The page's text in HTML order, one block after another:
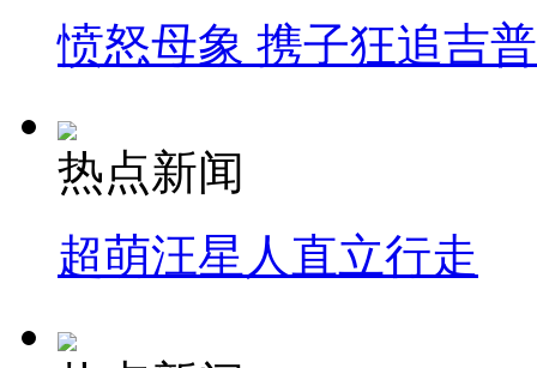
愤怒母象 携子狂追吉
热点新闻
超萌汪星人直立行走